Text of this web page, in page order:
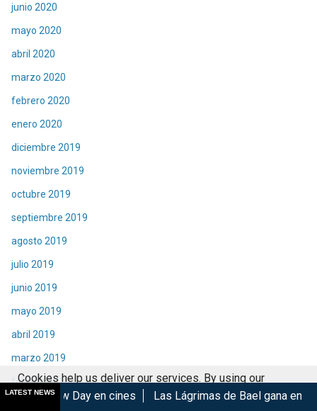
junio 2020
mayo 2020
abril 2020
marzo 2020
febrero 2020
enero 2020
diciembre 2019
noviembre 2019
octubre 2019
septiembre 2019
agosto 2019
julio 2019
junio 2019
mayo 2019
abril 2019
marzo 2019
febrero 2019
LATEST NEWS
en cines Las Lágrimas de Bael gana en el GIFF 2026
Cookies help us deliver our services. By using our
services, you agree to our use of cookies.
Got it